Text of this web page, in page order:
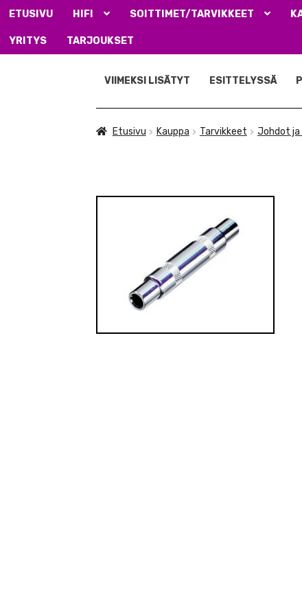
ETUSIVU HIFI SOITTIMET/TARVIKKEET
YRITYS TARJOUKSET
navigointiin
sisältöön
VIIMEKSI LISÄTYT ESITTELYSSÄ
Etusivu Kauppa Tarvikkeet Johdot